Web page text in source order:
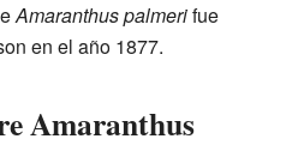
Amaranthus palmerifue
en el año 1877.
Amaranthus